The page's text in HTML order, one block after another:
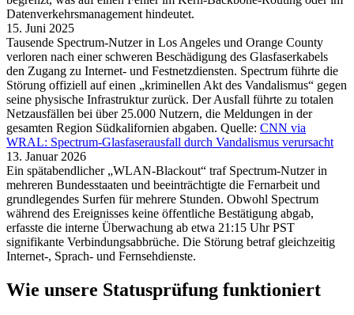
Datenverkehrsmanagement hindeutet.
15. Juni 2025
Tausende Spectrum-Nutzer in Los Angeles und Orange County
verloren nach einer schweren Beschädigung des Glasfaserkabels
den Zugang zu Internet- und Festnetzdiensten. Spectrum führte die
Störung offiziell auf einen „kriminellen Akt des Vandalismus“ gegen
seine physische Infrastruktur zurück. Der Ausfall führte zu totalen
Netzausfällen bei über 25.000 Nutzern, die Meldungen in der
gesamten Region Südkalifornien abgaben. Quelle: CNN via
WRAL: Spectrum-Glasfaserausfall durch Vandalismus verursacht
13. Januar 2026
Ein spätabendlicher „WLAN-Blackout“ traf Spectrum-Nutzer in
mehreren Bundesstaaten und beeinträchtigte die Fernarbeit und
grundlegendes Surfen für mehrere Stunden. Obwohl Spectrum
während des Ereignisses keine öffentliche Bestätigung abgab,
erfasste die interne Überwachung ab etwa 21:15 Uhr PST
signifikante Verbindungsabbrüche. Die Störung betraf gleichzeitig
Internet-, Sprach- und Fernsehdienste.
Wie unsere Statusprüfung funktioniert